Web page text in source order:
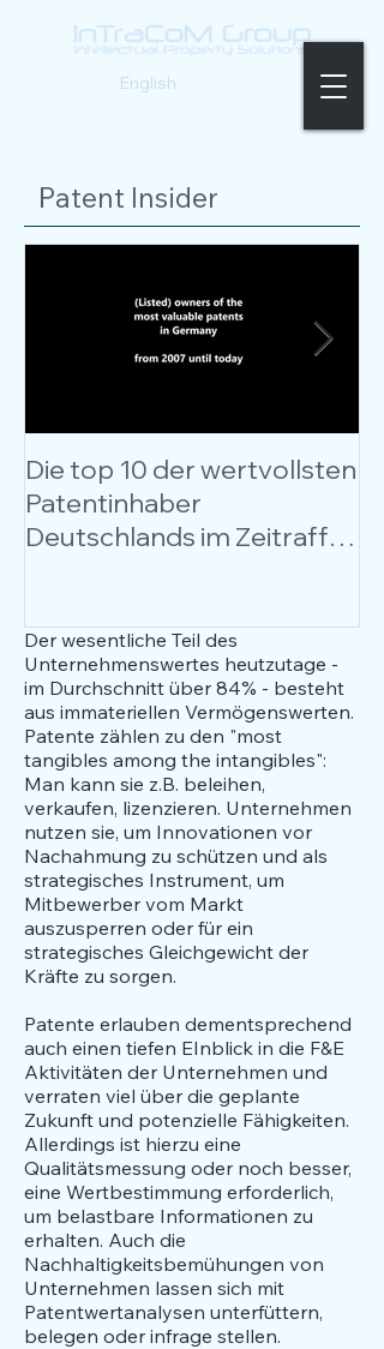
English
Patent Insider
Die top 10 der wertvollsten
Patentinhaber
Deutschlands im Zeitraffer
Der wesentliche Teil des
Unternehmenswertes heutzutage -
im Durchschnitt über 84% - besteht
aus immateriellen Vermögenswerten.
Patente zählen zu den "most
tangibles among the intangibles":
Man kann sie z.B. beleihen,
verkaufen, lizenzieren. Unternehmen
nutzen sie, um Innovationen vor
Nachahmung zu schützen und als
strategisches Instrument, um
Mitbewerber vom Markt
auszusperren oder für ein
strategisches Gleichgewicht der
Kräfte zu sorgen.
Patente erlauben dementsprechend
auch einen tiefen EInblick in die F&E
Aktivitäten der Unternehmen und
verraten viel über die geplante
Zukunft und potenzielle Fähigkeiten.
Allerdings ist hierzu eine
Qualitätsmessung oder noch besser,
eine Wertbestimmung erforderlich,
um belastbare Informationen zu
erhalten. Auch die
Nachhaltigkeitsbemühungen von
Unternehmen lassen sich mit
Patentwertanalysen unterfüttern,
belegen oder infrage stellen.